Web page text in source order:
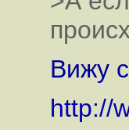
Вижу
http://